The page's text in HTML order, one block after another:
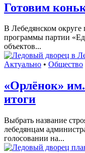
Готовим
В Лебедянском округе
программы партии
объектов...
Актуально • Общество
«Орлёнок»
итоги
Выбрать название
лебедянцам
голосовании на...